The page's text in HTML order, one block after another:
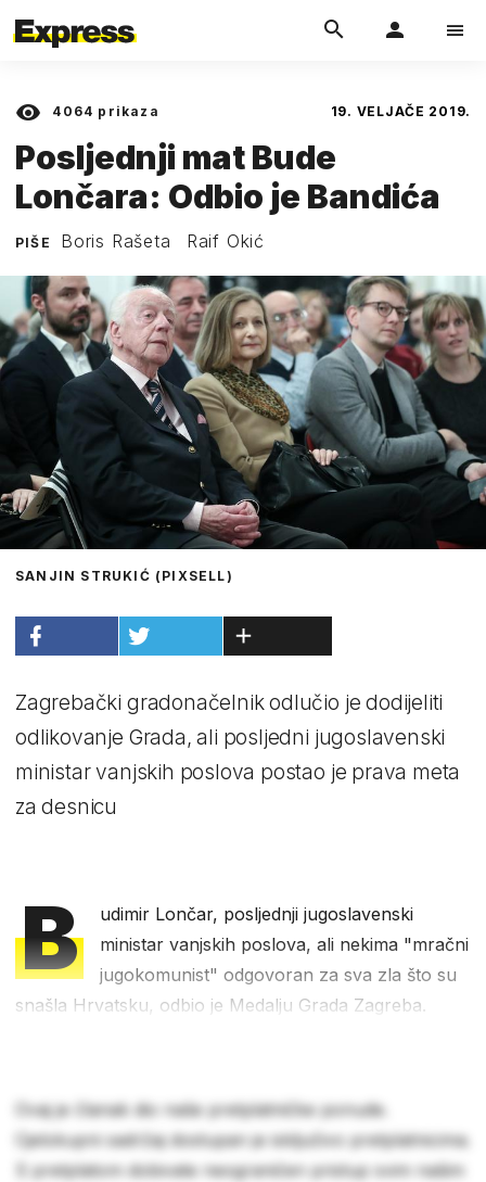
4064 prikaza 19. VELJAČE 2019.
Posljednji mat Bude
Lončara: Odbio je Bandića
PIŠE Boris Rašeta Raif Okić
SANJIN STRUKIĆ (PIXSELL)
Zagrebački gradonačelnik odlučio je dodijeliti
odlikovanje Grada, ali posljedni jugoslavenski
ministar vanjskih poslova postao je prava meta
za desnicu
B
udimir Lončar, posljednji jugoslavenski
ministar vanjskih poslova, ali nekima "mračni
jugokomunist" odgovoran za sva zla što su
snašla Hrvatsku, odbio je Medalju Grada Zagreba.
Ovaj je članak dio naše pretplatničke ponude.
Cjelokupni sadržaj dostupan je isključivo pretplatnicima.
S pretplatom dobivate neograničen pristup svim našim